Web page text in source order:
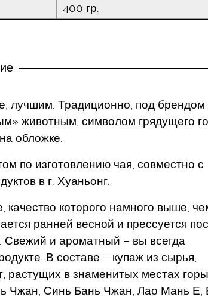
400 гр.
лучшим. Традиционно, под брендом
животным, символом грядущего
обложке.
по изготовлению чая, совместно с
в г. Хуаньонг.
качество которого намного выше,
ранней весной и прессуется
и ароматный – вы всегда
В составе – купаж из сырья,
растущих в знаменитых местах горы
Чжан, Синь Бань Чжан, Лао Мань Е,